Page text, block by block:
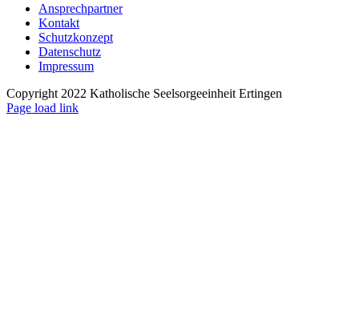
Ansprechpartner
Kontakt
Schutzkonzept
Datenschutz
Impressum
Copyright 2022 Katholische Seelsorgeeinheit Ertingen
Page load link